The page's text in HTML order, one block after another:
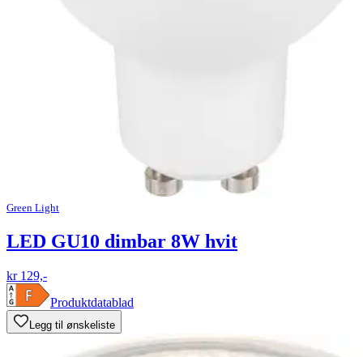
Green Light
LED GU10 dimbar 8W hvit
kr 129,-
Produktdatablad
Legg til ønskeliste